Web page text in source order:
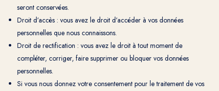
seront conservées.
Droit d’accès : vous avez le droit d’accéder à vos données
personnelles que nous connaissons.
Droit de rectification : vous avez le droit à tout moment de
compléter, corriger, faire supprimer ou bloquer vos données
personnelles.
Si vous nous donnez votre consentement pour le traitement de vos